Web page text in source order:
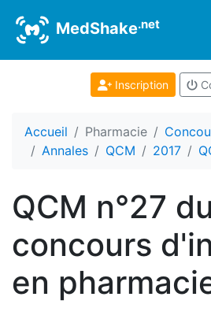
MedShake.net
Inscription
Accueil Pharmacie
Annales
QCM 2017
QCM n°27 du
concours
en